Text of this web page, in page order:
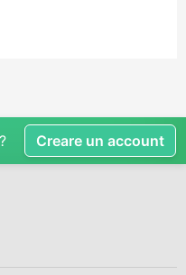
Creare un account